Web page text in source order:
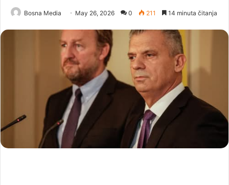
Bosna Media May 26, 2026 0 211 14 minuta čitanja